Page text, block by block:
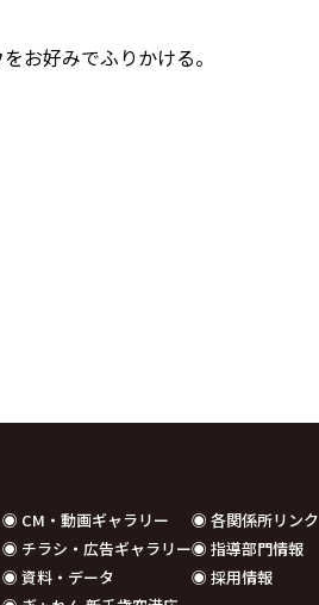
お好みでふりかける。
◉ CM・動画ギャラリー
◉ チラシ・広告ギャラリー
◉ 資料・データ
◉ 各関係所リンク
◉ 指導部門情報
◉ 採用情報